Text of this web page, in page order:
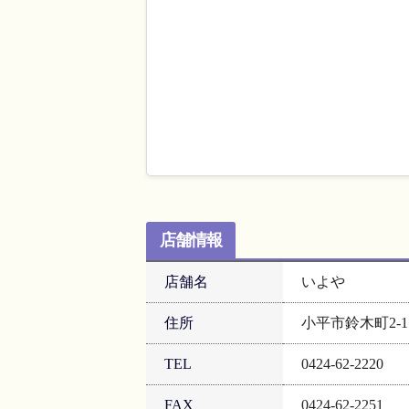
店舗情報
店舗名 いよや
住所 小平市鈴木町2-
TEL 0424-62-2220
FAX 0424-62-2251